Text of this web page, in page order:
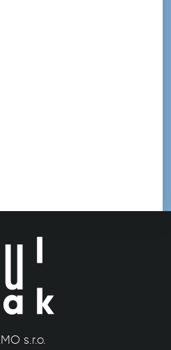
s.r.o.